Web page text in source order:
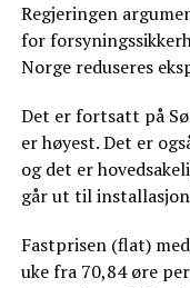
Regjeringen
for
Norge reduseres
Det er fortsatt på
er høyest. Det er
og det er
går ut til
Fastprisen (flat)
uke fra 70,84 øre